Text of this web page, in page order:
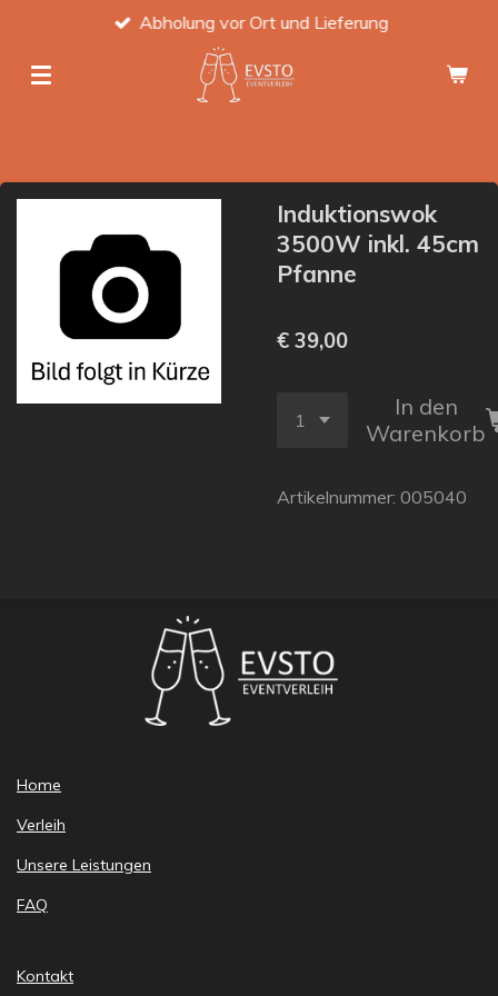
springen
Abholung vor Ort und Lieferung
Induktionswok
3500W inkl. 45cm
Pfanne
€ 39,00
In den
Warenkorb
Artikelnummer: 005040
Home
Verleih
Unsere Leistungen
FAQ
Kontakt